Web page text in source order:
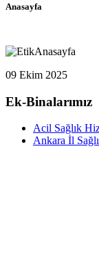
Anasayfa
09 Ekim 2025
Ek-Binalarımız
Acil Sağlık
Ankara İl